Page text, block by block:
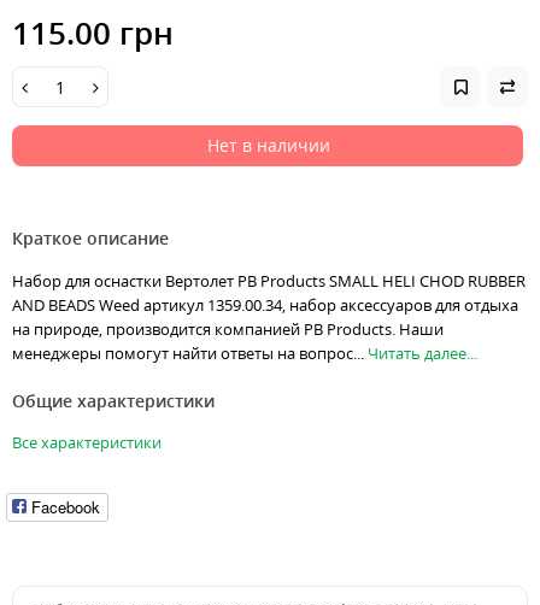
115.00 грн
Нет в наличии
Краткое описание
Набор для оснастки Вертолет PB Products SMALL HELI CHOD RUBBER
AND BEADS Weed артикул 1359.00.34, набор аксессуаров для отдыха
на природе, производится компанией PB Products. Наши
менеджеры помогут найти ответы на вопрос... Читать далее...
Общие характеристики
Все характеристики
Facebook